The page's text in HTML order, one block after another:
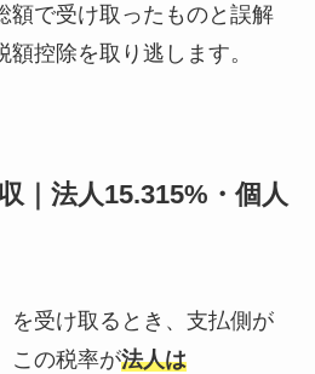
額で受け取ったものと誤解
控除を取り逃します。
｜法人15.315%・個人
を受け取るとき、支払側が
この税率が法人は